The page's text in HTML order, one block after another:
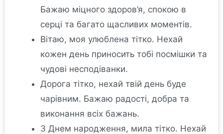
Бажаю міцного здоров’я, спокою в
серці та багато щасливих моментів.
Вітаю, моя улюблена тітко. Нехай
кожен день приносить тобі посмішки та
чудові несподіванки.
Дорога тітко, нехай твій день буде
чарівним. Бажаю радості, добра та
виконання всіх бажань.
З Днем народження, мила тітко. Нехай